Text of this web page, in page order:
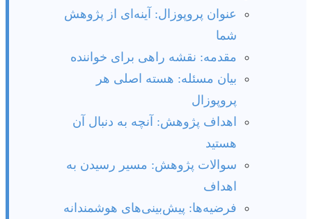
عنوان پروپوزال: آینه‌ای از پژوهش
شما
مقدمه: نقشه راهی برای خواننده
بیان مسئله: هسته اصلی هر
پروپوزال
اهداف پژوهش: آنچه به دنبال آن
هستید
سوالات پژوهش: مسیر رسیدن به
اهداف
فرضیه‌ها: پیش‌بینی‌های هوشمندانه